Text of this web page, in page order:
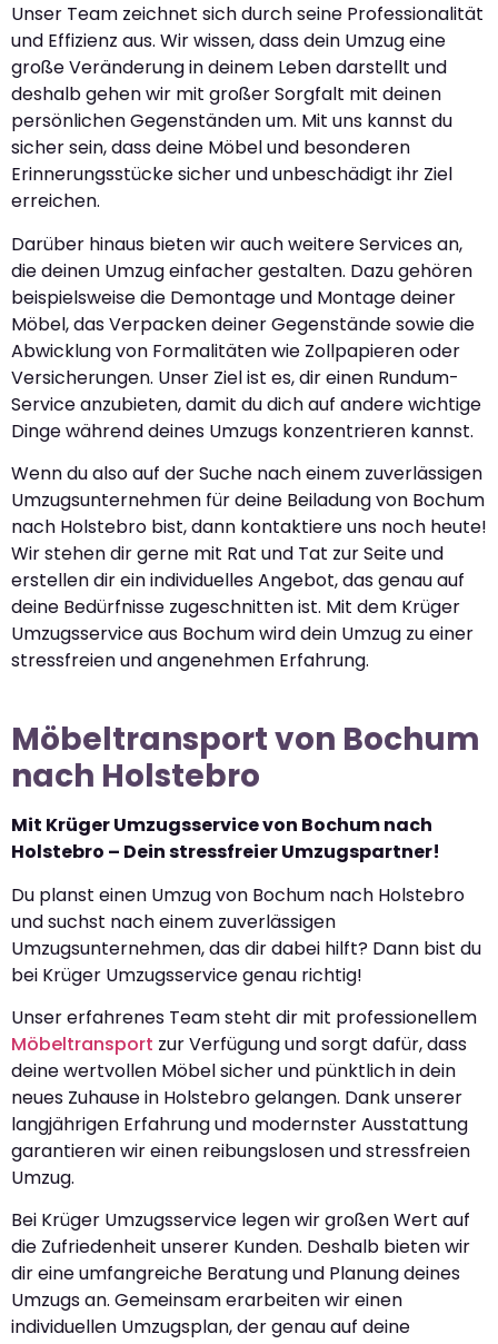
Unser Team zeichnet sich durch seine Professionalität
und Effizienz aus. Wir wissen, dass dein Umzug eine
große Veränderung in deinem Leben darstellt und
deshalb gehen wir mit großer Sorgfalt mit deinen
persönlichen Gegenständen um. Mit uns kannst du
sicher sein, dass deine Möbel und besonderen
Erinnerungsstücke sicher und unbeschädigt ihr Ziel
erreichen.
Darüber hinaus bieten wir auch weitere Services an,
die deinen Umzug einfacher gestalten. Dazu gehören
beispielsweise die Demontage und Montage deiner
Möbel, das Verpacken deiner Gegenstände sowie die
Abwicklung von Formalitäten wie Zollpapieren oder
Versicherungen. Unser Ziel ist es, dir einen Rundum-
Service anzubieten, damit du dich auf andere wichtige
Dinge während deines Umzugs konzentrieren kannst.
Wenn du also auf der Suche nach einem zuverlässigen
Umzugsunternehmen für deine Beiladung von Bochum
nach Holstebro bist, dann kontaktiere uns noch heute!
Wir stehen dir gerne mit Rat und Tat zur Seite und
erstellen dir ein individuelles Angebot, das genau auf
deine Bedürfnisse zugeschnitten ist. Mit dem Krüger
Umzugsservice aus Bochum wird dein Umzug zu einer
stressfreien und angenehmen Erfahrung.
Möbeltransport von Bochum
nach Holstebro
Mit Krüger Umzugsservice von Bochum nach
Holstebro – Dein stressfreier Umzugspartner!
Du planst einen Umzug von Bochum nach Holstebro
und suchst nach einem zuverlässigen
Umzugsunternehmen, das dir dabei hilft? Dann bist du
bei Krüger Umzugsservice genau richtig!
Unser erfahrenes Team steht dir mit professionellem
Möbeltransport zur Verfügung und sorgt dafür, dass
deine wertvollen Möbel sicher und pünktlich in dein
neues Zuhause in Holstebro gelangen. Dank unserer
langjährigen Erfahrung und modernster Ausstattung
garantieren wir einen reibungslosen und stressfreien
Umzug.
Bei Krüger Umzugsservice legen wir großen Wert auf
die Zufriedenheit unserer Kunden. Deshalb bieten wir
dir eine umfangreiche Beratung und Planung deines
Umzugs an. Gemeinsam erarbeiten wir einen
individuellen Umzugsplan, der genau auf deine